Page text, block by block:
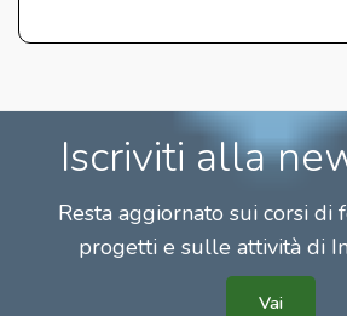
Iscriviti alla
Resta aggiornato sui corsi di
progetti e sulle attività di
Vai